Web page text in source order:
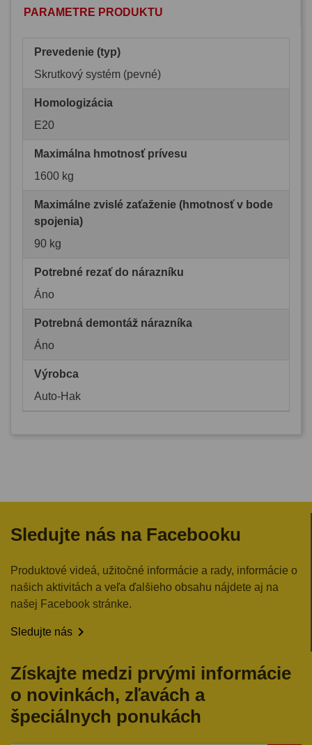
PARAMETRE PRODUKTU
Prevedenie (typ)
Skrutkový systém (pevné)
Homologizácia
E20
Maximálna hmotnosť prívesu
1600 kg
Maximálne zvislé zaťaženie (hmotnosť v bode
spojenia)
90 kg
Potrebné rezať do nárazníku
Áno
Potrebná demontáž nárazníka
Áno
Výrobca
Auto-Hak
Sledujte nás na Facebooku
Produktové videá, užitočné informácie a rady, informácie o
našich aktivitách a veľa ďalšieho obsahu nájdete aj na
našej Facebook stránke.
Sledujte nás 
Získajte medzi prvými informácie
o novinkách, zľavách a
špeciálnych ponukách